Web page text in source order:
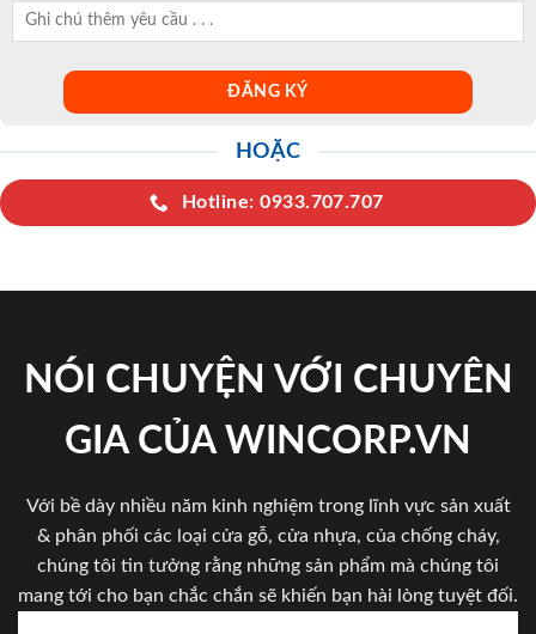
HOẶC
Hotline: 0933.707.707
NÓI CHUYỆN VỚI CHUYÊN
GIA CỦA WINCORP.VN
Với bề dày nhiều năm kinh nghiệm trong lĩnh vực sản xuất
& phân phối các loại cửa gỗ, cửa nhựa, của chống cháy,
chúng tôi tin tưởng rằng những sản phẩm mà chúng tôi
mang tới cho bạn chắc chắn sẽ khiến bạn hài lòng tuyệt đối.